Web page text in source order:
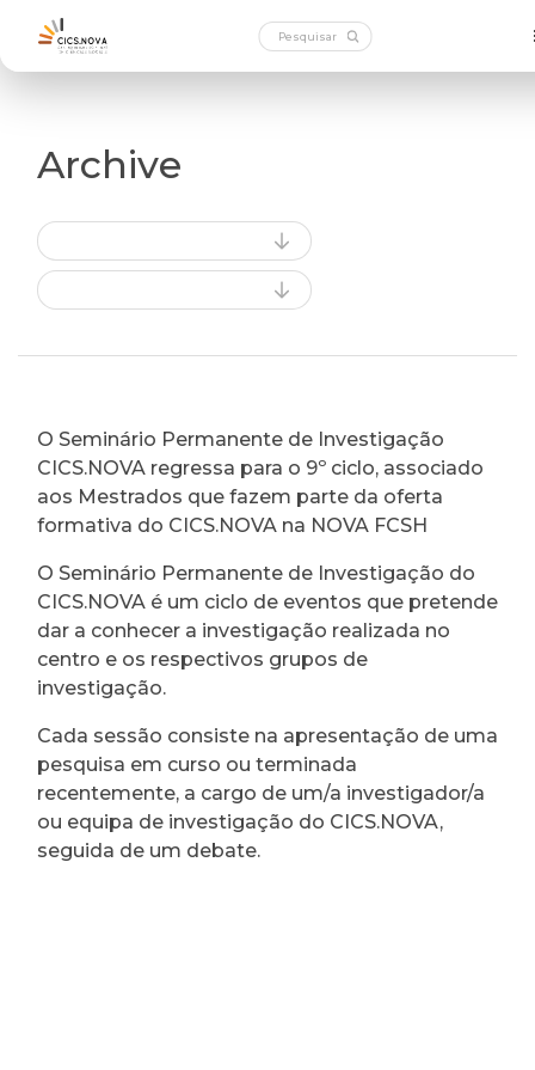
Archive
O Seminário Permanente de Investigação
CICS.NOVA regressa para o 9º ciclo, associado
aos Mestrados que fazem parte da oferta
formativa do CICS.NOVA na NOVA FCSH
O Seminário Permanente de Investigação do
CICS.NOVA é um ciclo de eventos que pretende
dar a conhecer a investigação realizada no
centro e os respectivos grupos de
investigação.
Cada sessão consiste na apresentação de uma
pesquisa em curso ou terminada
recentemente, a cargo de um/a investigador/a
ou equipa de investigação do CICS.NOVA,
seguida de um debate.